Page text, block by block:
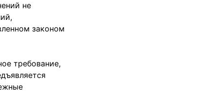
не
законом
требование,